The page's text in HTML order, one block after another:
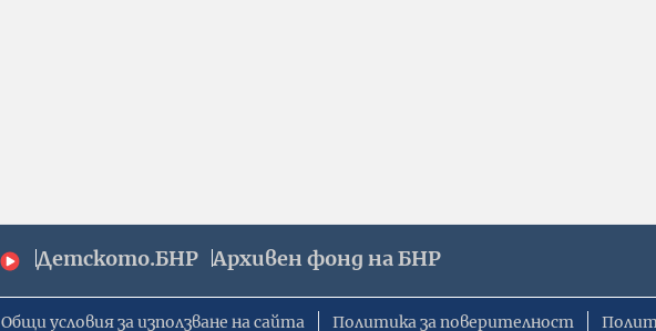
Детското.БНР Архивен фонд на БНР
Общи условия за използване на сайта Политика за поверителност